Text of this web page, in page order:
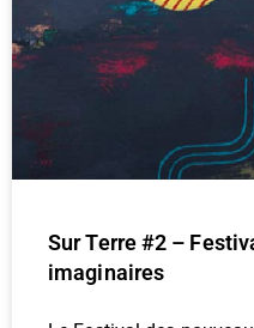
Sur Terre #2 –
imaginaires